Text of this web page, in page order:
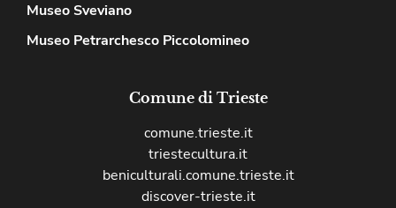
Museo Sveviano
Museo Petrarchesco Piccolomineo
Comune di Trieste
comune.trieste.it
triestecultura.it
beniculturali.comune.trieste.it
discover-trieste.it